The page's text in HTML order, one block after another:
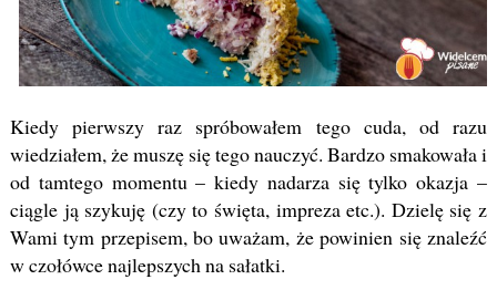
Kiedy pierwszy raz spróbowałem tego cuda, od razu
wiedziałem, że muszę się tego nauczyć. Bardzo smakowała i
od tamtego momentu – kiedy nadarza się tylko okazja –
ciągle ją szykuję (czy to święta, impreza etc.). Dzielę się z
Wami tym przepisem, bo uważam, że powinien się znaleźć
w czołówce najlepszych na sałatki.